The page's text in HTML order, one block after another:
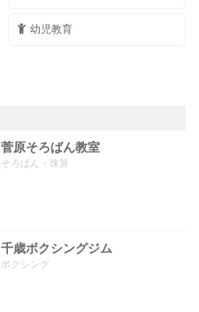
幼児教育
菅原そろばん教室
そろばん・珠算
千歳ボクシングジム
ボクシング